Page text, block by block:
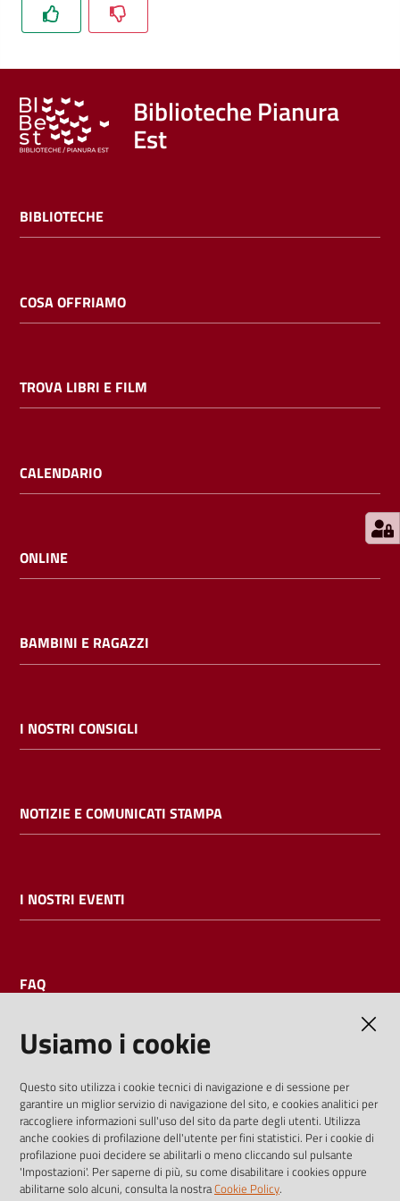
libri
film
Calendario
Bambini
E
l
i
cataloghi
bibliotecario
Biblioteche Pianura
Est
BIBLIOTECHE
COSA OFFRIAMO
TROVA LIBRI E FILM
CALENDARIO
ONLINE
BAMBINI E RAGAZZI
I NOSTRI CONSIGLI
NOTIZIE E COMUNICATI STAMPA
I NOSTRI EVENTI
FAQ
I dati personali pubblicati sono riutilizzabili solo alle condizioni
previste dalla direttiva comunitaria 2003/98/CE e dal d.lgs.
36/2006
Usiamo i cookie
Questo sito utilizza i cookie tecnici di navigazione e di sessione per
garantire un miglior servizio di navigazione del sito, e cookies analitici per
raccogliere informazioni sull'uso del sito da parte degli utenti. Utilizza
anche cookies di profilazione dell'utente per fini statistici. Per i cookie di
profilazione puoi decidere se abilitarli o meno cliccando sul pulsante
'Impostazioni'. Per saperne di più, su come disabilitare i cookies oppure
abilitarne solo alcuni, consulta la nostraCookie Policy.